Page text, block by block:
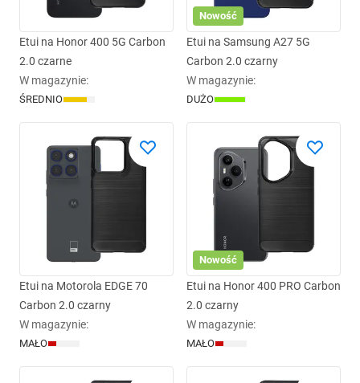
Etui na Honor 400 5G Carbon
2.0 czarne
W magazynie:
ŚREDNIO
Nowość
Etui na Samsung A27 5G
Carbon 2.0 czarny
W magazynie:
DUŻO
Etui na Motorola EDGE 70
Carbon 2.0 czarny
W magazynie:
MAŁO
Nowość
Etui na Honor 400 PRO Carbon
2.0 czarny
W magazynie:
MAŁO